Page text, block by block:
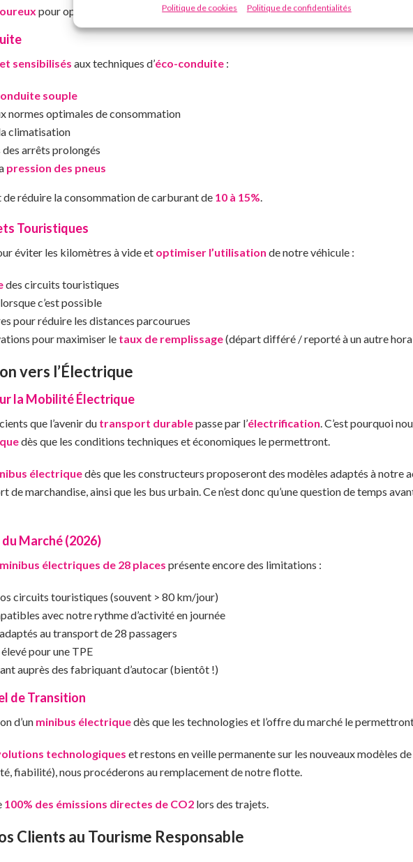
Politique de cookies Politique de confidentialités
pour optimiser les performances – Dans l’atelierBacqueyrissesà Plaisance du
sensibilisés aux techniques d’éco-conduite :
souple
normes optimales de consommation
climatisation
arrêts prolongés
pression des pneus
de réduire la consommation de carburant de 10 à 15%.
Touristiques
éviter les kilomètres à vide et optimiser l’utilisation de notre véhicule :
des circuits touristiques
c’est possible
pour réduire les distances parcourues
pour maximiser le taux de remplissage(départ différé / reporté à un autre
vers l’Électrique
la Mobilité Électrique
que l’avenir du transport durablepasse par l’électrification. C’est pourquoi
dès que les conditions techniques et économiques le permettront.
électriquedès que les constructeurs proposeront des modèles adaptés à notre
de marchandise, ainsi que les bus urbain. Ce n’est donc qu’une question de temps
Marché (2026)
minibus électriques de 28 places présente encore des limitations :
circuits touristiques (souvent > 80 km/jour)
avec notre rythme d’activité en journée
au transport de 28 passagers
pour une TPE
auprès des fabriquant d’autocar (bientôt !)
de Transition
d’un minibus électriquedès que les technologies et l’offre du marché le
technologiques et restons en veille permanente sur les nouveaux modèles
fiabilité), nous procéderons au remplacement de notre flotte.
100% des émissions directes de CO2 lors des trajets.
Clients au Tourisme Responsable